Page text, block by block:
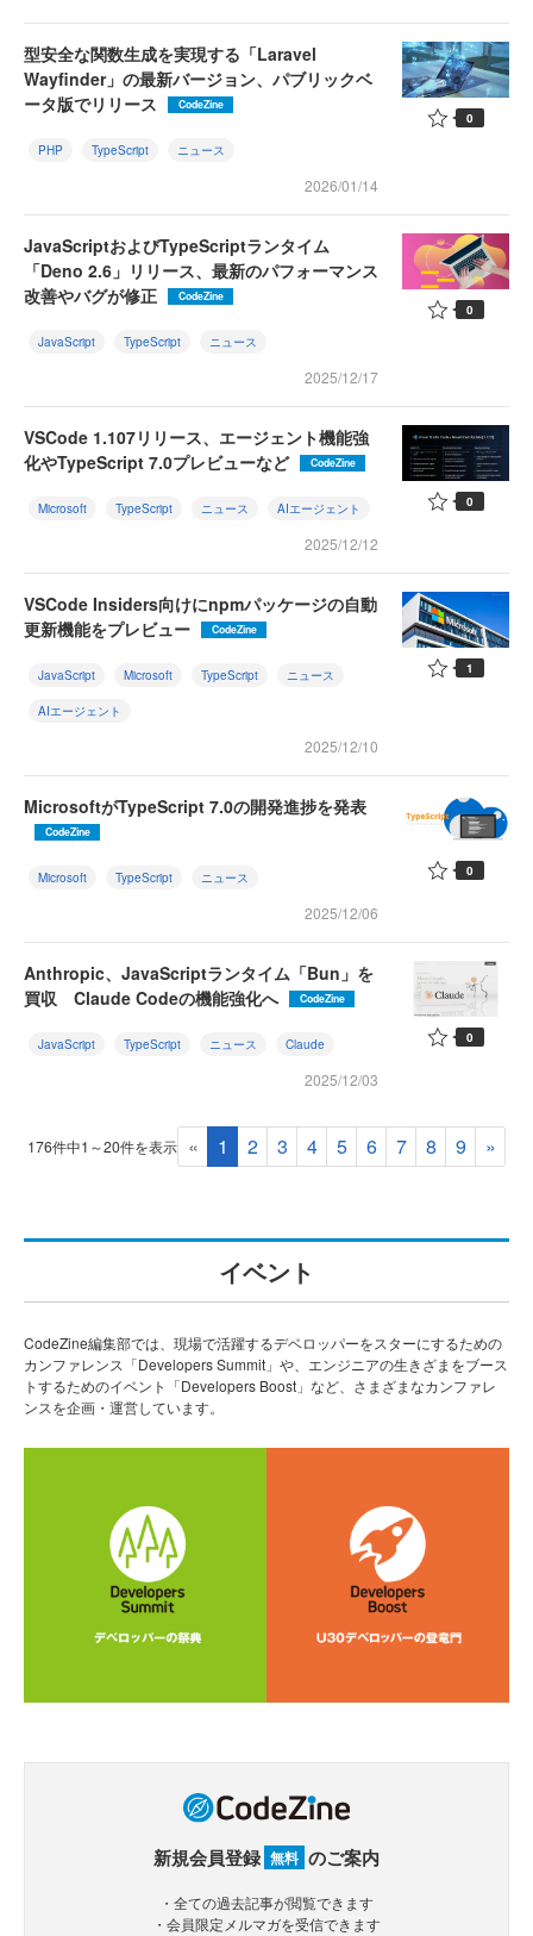
型安全な関数生成を実現する「Laravel
Wayfinder」の最新バージョン、パブリックベ
ータ版でリリース
CodeZine
PHP TypeScript ニュース
2026/01/14
0
JavaScriptおよびTypeScriptランタイム
「Deno 2.6」リリース、最新のパフォーマンス
改善やバグが修正
CodeZine
JavaScript TypeScript ニュース
2025/12/17
0
VSCode 1.107リリース、エージェント機能強
化やTypeScript 7.0プレビューなど
CodeZine
Microsoft TypeScript ニュース AIエージェント
2025/12/12
0
VSCode Insiders向けにnpmパッケージの自動
更新機能をプレビュー
CodeZine
JavaScript Microsoft TypeScript ニュース
AIエージェント
2025/12/10
1
MicrosoftがTypeScript 7.0の開発進捗を発表
CodeZine
Microsoft TypeScript ニュース
2025/12/06
0
Anthropic、JavaScriptランタイム「Bun」を
買収 Claude Codeの機能強化へ
CodeZine
JavaScript TypeScript ニュース Claude
2025/12/03
0
176件中1～20件を表示 « 1 2 3 4 5 6 7 8 9 »
イベント
CodeZine編集部では、現場で活躍するデベロッパーをスターにするための
カンファレンス「Developers Summit」や、エンジニアの生きざまをブース
トするためのイベント「Developers Boost」など、さまざまなカンファレ
ンスを企画・運営しています。
新規会員登録 無料 のご案内
・全ての過去記事が閲覧できます
・会員限定メルマガを受信できます